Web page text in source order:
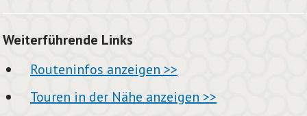
Weiterführende Links
Routeninfos anzeigen >>
Touren in der Nähe anzeigen >>